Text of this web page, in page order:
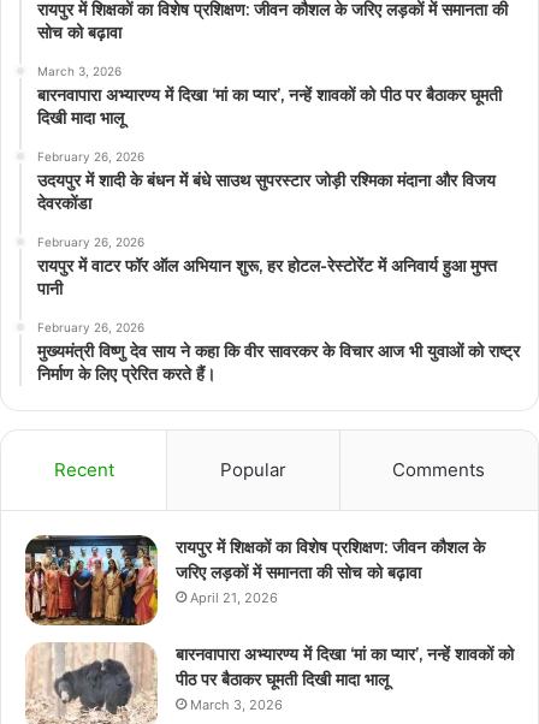
रायपुर में शिक्षकों का विशेष प्रशिक्षण: जीवन कौशल के जरिए लड़कों में समानता की
सोच को बढ़ावा
March 3, 2026
बारनवापारा अभ्यारण्य में दिखा ‘मां का प्यार’, नन्हें शावकों को पीठ पर बैठाकर घूमती
दिखी मादा भालू
February 26, 2026
उदयपुर में शादी के बंधन में बंधे साउथ सुपरस्टार जोड़ी रश्मिका मंदाना और विजय
देवरकोंडा
February 26, 2026
रायपुर में वाटर फॉर ऑल अभियान शुरू, हर होटल-रेस्टोरेंट में अनिवार्य हुआ मुफ्त
पानी
February 26, 2026
मुख्यमंत्री विष्णु देव साय ने कहा कि वीर सावरकर के विचार आज भी युवाओं को राष्ट्र
निर्माण के लिए प्रेरित करते हैं।
Recent Popular Comments
रायपुर में शिक्षकों का विशेष प्रशिक्षण: जीवन कौशल के
जरिए लड़कों में समानता की सोच को बढ़ावा
April 21, 2026
बारनवापारा अभ्यारण्य में दिखा ‘मां का प्यार’, नन्हें शावकों को
पीठ पर बैठाकर घूमती दिखी मादा भालू
March 3, 2026